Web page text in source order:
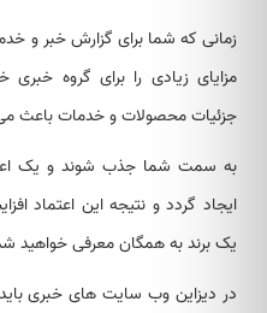
زمانی که شما برای گزارش خبر و
مزایای زیادی را برای گروه
جزئیات محصولات و خدمات باعث
به سمت شما جذب شوند و یک
ایجاد گردد و نتیجه این اعتماد
یک برند به همگان معرفی خواهید
در دیزاین وب سایت های خبری